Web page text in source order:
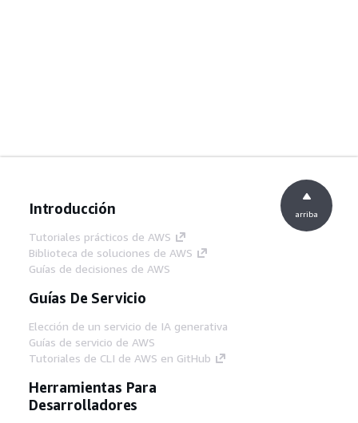
Introducción
Tutoriales prácticos de AWS
Biblioteca de soluciones de AWS
Guías de decisiones de AWS
Guías De Servicio
Elección de un servicio de IA generativa
Guías de servicio de AWS
Tutoriales de CLI de AWS en GitHub
Herramientas Para
Desarrolladores
arriba